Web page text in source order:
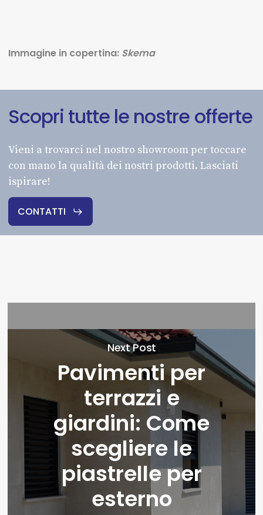
Immagine in copertina: Skema
Scopri tutte le nostre offerte
Vieni a trovarci nel nostro showroom per toccare
con mano la qualità dei nostri prodotti. Lasciati
ispirare!
CONTATTI
Next Post
Pavimenti per
terrazzi e
giardini: Come
scegliere le
piastrelle per
esterno